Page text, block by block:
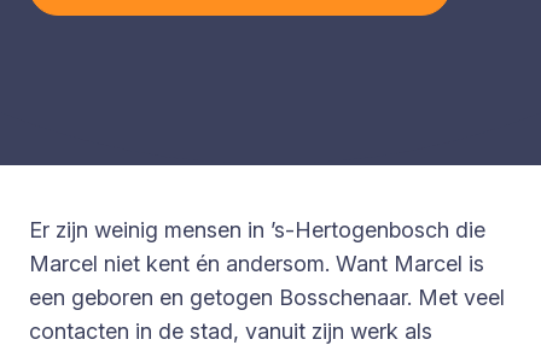
Er zijn weinig mensen in ’s-Hertogenbosch die
Marcel niet kent én andersom. Want Marcel is
een geboren en getogen Bosschenaar. Met veel
contacten in de stad, vanuit zijn werk als